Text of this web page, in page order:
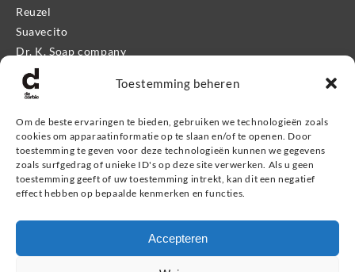
Toestemming beheren
Om de beste ervaringen te bieden, gebruiken we technologieën zoals
cookies om apparaatinformatie op te slaan en/of te openen. Door
toestemming te geven voor deze technologieën kunnen we gegevens
zoals surfgedrag of unieke ID's op deze site verwerken. Als u geen
toestemming geeft of uw toestemming intrekt, kan dit een negatief
effect hebben op bepaalde kenmerken en functies.
Accepteren
Reuzel
Suavecito
Dr. K. Soap company
Mr. Bear Family
Apothecary 87
Kevin.Murphy Men
Eleven Man
Giftshop
Retourneren, ruilen & garantie